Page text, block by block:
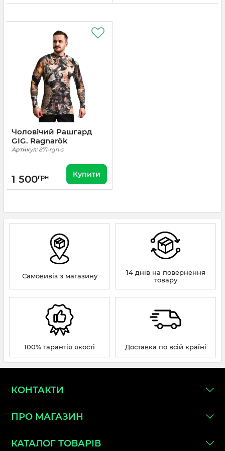
Чоловічий Рашгард
GIG. Ragnarök
Артикул:871-rgn-s
1 500грн Купити
Самовивіз з магазину
14 днів на повернення
товару
100% гарантія якості Доставка по всій країні
КОНТАКТИ
ПРО МАГАЗИН
КАТАЛОГ ТОВАРІВ